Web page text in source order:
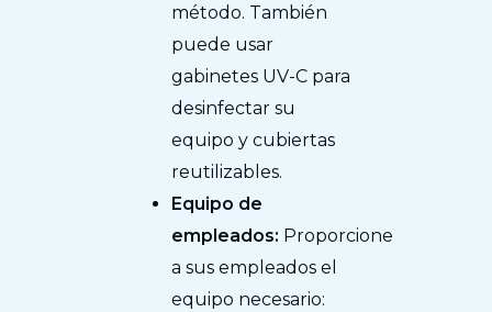
método. También
puede usar
gabinetes UV-C para
desinfectar su
equipo y cubiertas
reutilizables.
Equipo de
empleados: Proporcione
a sus empleados el
equipo necesario: